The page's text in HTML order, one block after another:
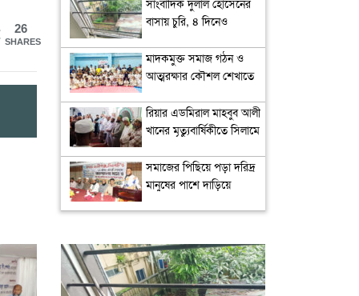
26
SHARES
ভূবন মোহন ত্রিপুরা
সাংবাদিক দুলাল হোসেনের
বাসায় চুরি, ৪ দিনেও
পারেনি পুলিশ
মাদকমুক্ত সমাজ গঠন ও
আত্মরক্ষার কৌশল শেখাতে
বিকল্প নেই: নূর হোসেন
রিয়ার এডমিরাল মাহবুব আলী
খানের মৃত্যুবার্ষিকীতে সিলামে
সমাজের পিছিয়ে পড়া দরিদ্র
মানুষের পাশে দাড়িয়ে